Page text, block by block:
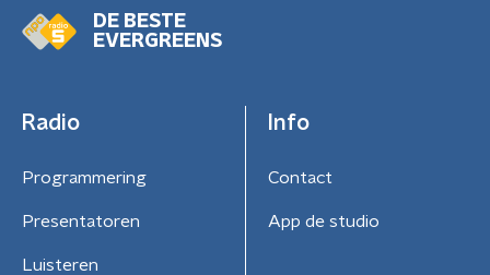
DE BESTE
EVERGREENS
Radio
Programmering
Presentatoren
Luisteren
Info
Contact
App de studio